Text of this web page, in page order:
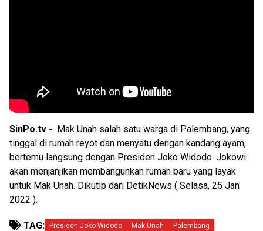
SinPo.tv -
Mak Unah salah satu warga di Palembang, yang
tinggal di rumah reyot dan menyatu dengan kandang ayam,
bertemu langsung dengan Presiden Joko Widodo. Jokowi
akan menjanjikan membangunkan rumah baru yang layak
untuk Mak Unah. Dikutip dari DetikNews ( Selasa, 25 Jan
2022 ).
TAG: Presiden Joko Widodo Mak Unah
Palembang